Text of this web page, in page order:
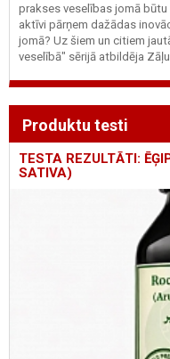
prakses veselības jomā
aktīvi pārņem dažādas
jomā? Uz šiem un citiem
veselībā" sērijā atbildēja
Produktu testi
TESTA REZULTĀTI:
SATIVA)